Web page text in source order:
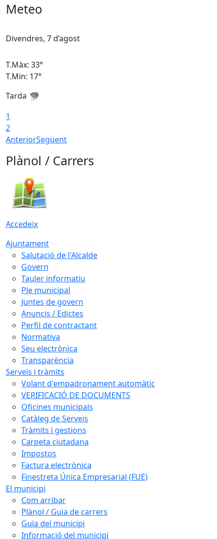
Meteo
Divendres, 7 d’agost
T.Màx: 33°
T.Min: 17°
Tarda
1
2
AnteriorSegüent
Plànol / Carrers
Accedeix
Ajuntament
Salutació de l'Alcalde
Govern
Tauler informatiu
Ple municipal
Juntes de govern
Anuncis / Edictes
Perfil de contractant
Normativa
Seu electrònica
Transparència
Serveis i tràmits
Volant d'empadronament automàtic
VERIFICACIÓ DE DOCUMENTS
Oficines municipals
Catàleg de Serveis
Tràmits i gestions
Carpeta ciutadana
Impostos
Factura electrònica
Finestreta Única Empresarial (FUE)
El municipi
Com arribar
Plànol / Guia de carrers
Guia del municipi
Informació del municipi